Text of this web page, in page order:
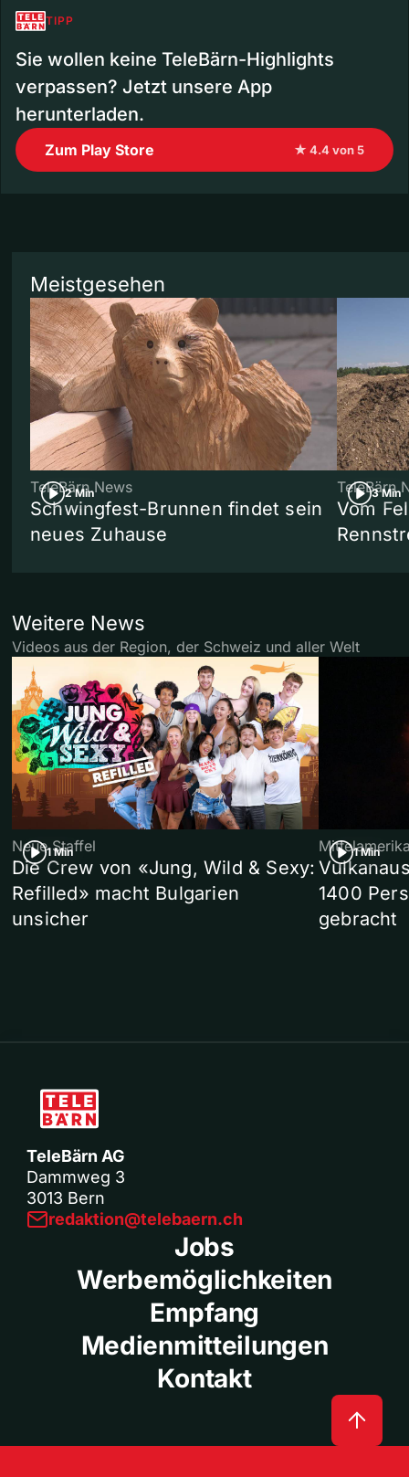
TIPP
Sie wollen keine TeleBärn-Highlights
verpassen? Jetzt unsere App
herunterladen.
Zum Play Store ★ 4.4 von 5
Meistgesehen
2 Min
TeleBärn News
Schwingfest-Brunnen findet sein
neues Zuhause
3 Min
TeleBärn
Vom
Weitere News
Videos aus der Region, der Schweiz und aller Welt
1 Min
Neue Staffel
Die Crew von «Jung, Wild & Sexy:
Refilled» macht Bulgarien
unsicher
1 Min
1400
gebracht
TeleBärn AG
Dammweg 3
3013 Bern
redaktion@telebaern.ch
Jobs
Werbemöglichkeiten
Empfang
Medienmitteilungen
Kontakt